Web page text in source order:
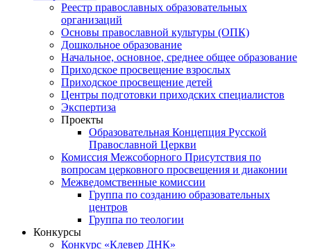
Реестр православных образовательных
организаций
Основы православной культуры (ОПК)
Дошкольное образование
Начальное, основное, среднее общее образование
Приходское просвещение взрослых
Приходское просвещение детей
Центры подготовки приходских специалистов
Экспертиза
Проекты
Образовательная Концепция Русской
Православной Церкви
Комиссия Межсоборного Присутствия по
вопросам церковного просвещения и диаконии
Межведомственные комиссии
Группа по созданию образовательных
центров
Группа по теологии
Конкурсы
Конкурс «Клевер ДНК»